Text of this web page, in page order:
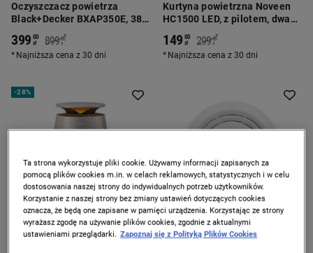
Oczyszczacz powietrza
Black+Decker BXAP350E, 38
399 00
zł 899 00
zł
*
Najniższa cena z 30 dni
Kurtyna powietrzna Noveen
HC1500 LED, z pilotem, dwa
poziomy grzania
149 00
zł 299 00
zł
*
Najniższa cena z 30 dni
-28%
DOSTAWA GRATIS
DREAME
ZOSTAŁO 3 szt.
DOSTAWA GRATIS
PRIME3
Ta strona wykorzystuje pliki cookie. Używamy informacji zapisanych za
pomocą plików cookies m.in. w celach reklamowych, statystycznych i w celu
dostosowania naszej strony do indywidualnych potrzeb użytkowników.
Korzystanie z naszej strony bez zmiany ustawień dotyczących cookies
oznacza, że będą one zapisane w pamięci urządzenia. Korzystając ze strony
wyrażasz zgodę na używanie plików cookies, zgodnie z aktualnymi
ustawieniami przeglądarki. Zapoznaj się z Polityką Plików Cookies